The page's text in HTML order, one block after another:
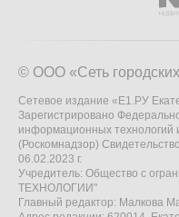
© ООО «Сеть
Сетевое издание «Е1.РУ
Зарегистрировано
информационных технологий
(Роскомнадзор)
06.02.2023 г.
Учредитель: Общество с
ТЕХНОЛОГИИ"
Главный редактор: Малкова